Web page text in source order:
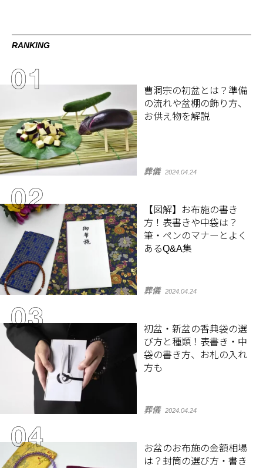
RANKING
曹洞宗の初盆とは？準備
の流れや盆棚の飾り方、
お供え物を解説
葬儀 2024.04.24
【図解】お布施の書き
方！表書きや中袋は？
筆・ペンのマナーとよく
あるQ&A集
葬儀 2024.04.24
初盆・新盆の香典袋の選
び方と種類！表書き・中
袋の書き方、お札の入れ
方も
葬儀 2024.04.24
お盆のお布施の金額相場
は？封筒の選び方・書き